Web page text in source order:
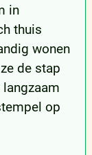
in
thuis
wonen
de stap
langzaam
op